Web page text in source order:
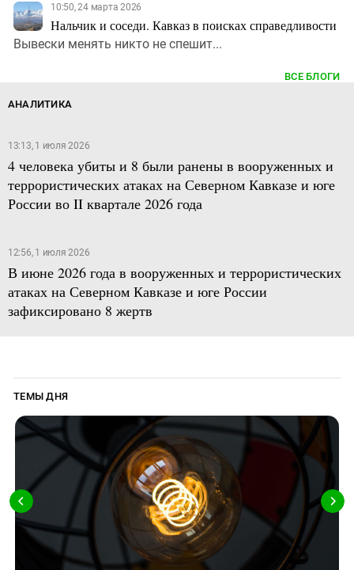
10:50, 24 марта 2026
Нальчик и соседи. Кавказ в поисках справедливости
Вывески менять никто не спешит...
ВСЕ БЛОГИ
АНАЛИТИКА
13:13, 1 июля 2026
4 человека убиты и 8 были ранены в вооруженных и
террористических атаках на Северном Кавказе и юге
России во II квартале 2026 года
12:56, 1 июля 2026
В июне 2026 года в вооруженных и террористических
атаках на Северном Кавказе и юге России
зафиксировано 8 жертв
ТЕМЫ ДНЯ